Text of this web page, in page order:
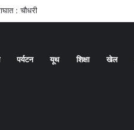
के लिए वीरांगनाओं का चयन : रेखा आर्या
पर्यटन यूथ शिक्षा खेल